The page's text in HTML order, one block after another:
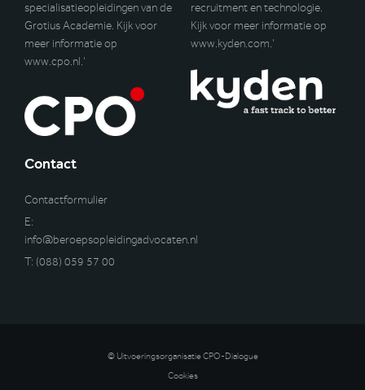
specialisatieopleidingen van de
Grotius Academie. Kijk voor
meer informatie op
www.cpo.nl.’
recruitment en technologie.
Kijk voor meer informatie op
www.kyden.com.’
Contact
Contactformulier
E:
info@beroepsopleidingadvocaten.nl
T: (088) 059 57 00
© Uitvoeringsorganisatie CPO-Dialogue
Cookies